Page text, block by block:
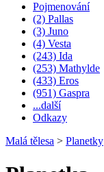
Pojmenování
(2) Pallas
(3) Juno
(4) Vesta
(243) Ida
(253) Mathylde
(433) Eros
(951) Gaspra
...další
Odkazy
Malá tělesa > Planetky